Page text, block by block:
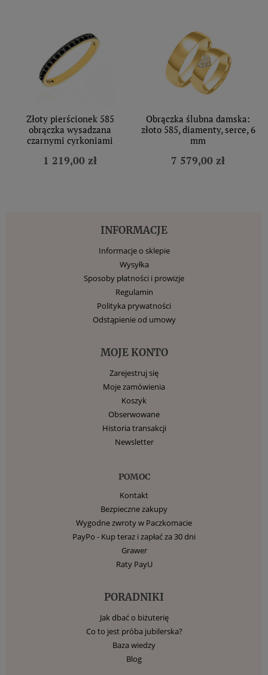
Złoty pierścionek 585
obrączka wysadzana
czarnymi cyrkoniami
1 219,00 zł
Obrączka ślubna damska:
złoto 585, diamenty, serce, 6
mm
7 579,00 zł
INFORMACJE
Informacje o sklepie
Wysyłka
Sposoby płatności i prowizje
Regulamin
Polityka prywatności
Odstąpienie od umowy
MOJE KONTO
Zarejestruj się
Moje zamówienia
Koszyk
Obserwowane
Historia transakcji
Newsletter
POMOC
Kontakt
Bezpieczne zakupy
Wygodne zwroty w Paczkomacie
PayPo - Kup teraz i zapłać za 30 dni
Grawer
Raty PayU
PORADNIKI
Jak dbać o biżuterię
Co to jest próba jubilerska?
Baza wiedzy
Blog